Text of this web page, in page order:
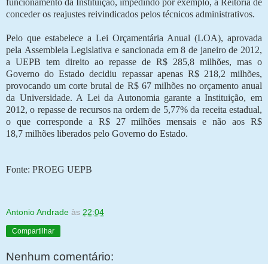
funcionamento da Instituição, impedindo por exemplo, a Reitoria de
conceder os reajustes reivindicados pelos técnicos administrativos.
Pelo que estabelece a Lei Orçamentária Anual (LOA), aprovada
pela Assembleia Legislativa e sancionada em 8 de janeiro de 2012,
a UEPB tem direito ao repasse de R$ 285,8 milhões, mas o
Governo do Estado decidiu repassar apenas R$ 218,2 milhões,
provocando um corte brutal de R$ 67 milhões no orçamento anual
da Universidade. A Lei da Autonomia garante a Instituição, em
2012, o repasse de recursos na ordem de 5,77% da receita estadual,
o que corresponde a R$ 27 milhões mensais e não aos R$
18,7 milhões liberados pelo Governo do Estado.
Fonte: PROEG UEPB
Antonio Andrade às 22:04
Compartilhar
Nenhum comentário: